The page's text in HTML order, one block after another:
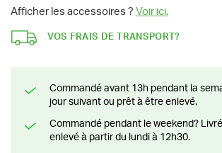
Afficher les accessoires ? Voir ici.
VOS FRAIS DE TRANSPORT?
Commandé avant 13h pendant la semaine? Livré le
jour suivant ou prêt à être enlevé.
Commandé pendant le weekend? Livré ou prêt à être
enlevé à partir du lundi à 12h30.